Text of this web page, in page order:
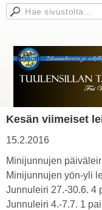
Kesän viimeiset
15.2.2016
Minijunnujen
Minijunnujen yön-yli
Junnuleiri 27.-30.6. 4
Junnuleiri 4.-7.7. 1